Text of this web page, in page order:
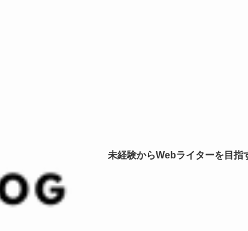
未経験からWebライターを目指